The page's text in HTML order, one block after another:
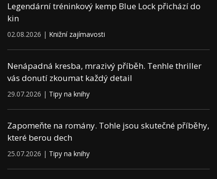
Legendární tréninkový kemp Blue Lock přichází do
kin
02.08.2026 | Knižní zajímavosti
Nenápadná kresba, mrazivý příběh. Tenhle thriller
vás donutí zkoumat každý detail
29.07.2026 | Tipy na knihy
Zapomeňte na romány. Tohle jsou skutečné příběhy,
které berou dech
25.07.2026 | Tipy na knihy